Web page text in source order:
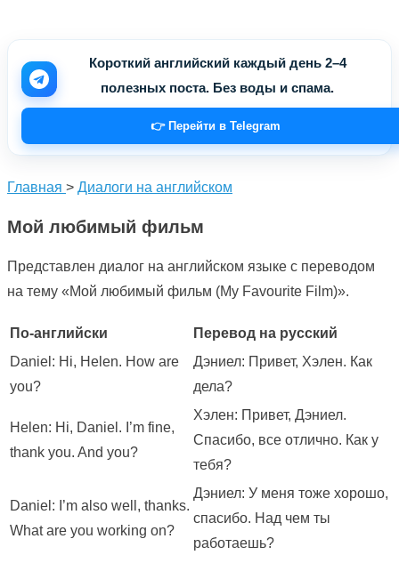
Короткий английский каждый день 2–4
полезных поста. Без воды и спама.
👉 Перейти в Telegram
Главная > Диалоги на английском
Мой любимый фильм
Представлен диалог на английском языке с переводом
на тему «Мой любимый фильм (My Favourite Film)».
По-английски
Перевод на русский
Daniel: Hi, Helen. How are
you?
Дэниел: Привет, Хэлен. Как
дела?
Helen: Hi, Daniel. I’m fine,
thank you. And you?
Хэлен: Привет, Дэниел.
Спасибо, все отлично. Как у
тебя?
Daniel: I’m also well, thanks.
What are you working on?
Дэниел: У меня тоже хорошо,
спасибо. Над чем ты
работаешь?